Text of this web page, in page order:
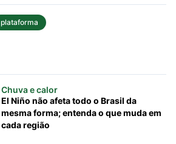
Chuva e calor
El Niño não afeta todo o Brasil da
mesma forma; entenda o que muda em
cada região
plataforma